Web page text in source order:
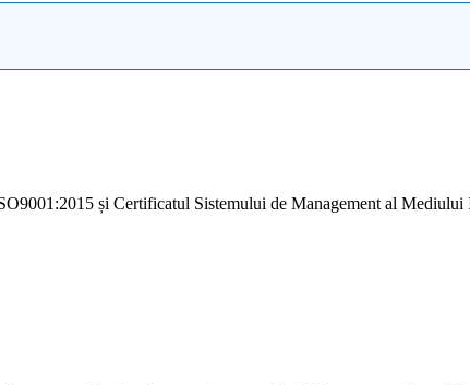
și Certificatul Sistemului de Management al Mediului